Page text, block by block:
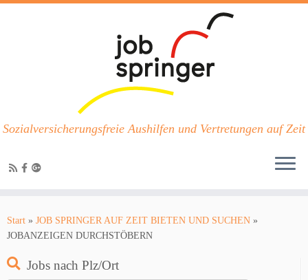
Inhalt
springen
Sozialversicherungsfreie Aushilfen und Vertretungen auf Zeit
Start » JOB SPRINGER AUF ZEIT BIETEN UND SUCHEN »
JOBANZEIGEN DURCHSTÖBERN
Jobs nach Plz/Ort